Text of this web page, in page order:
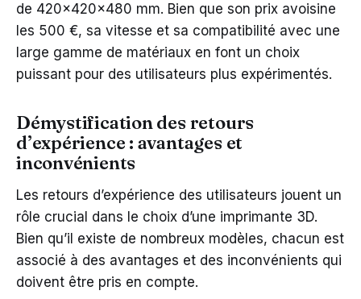
de 420x420x480 mm. Bien que son prix avoisine
les 500 €, sa vitesse et sa compatibilité avec une
large gamme de matériaux en font un choix
puissant pour des utilisateurs plus expérimentés.
Démystification des retours
d’expérience : avantages et
inconvénients
Les retours d’expérience des utilisateurs jouent un
rôle crucial dans le choix d’une imprimante 3D.
Bien qu’il existe de nombreux modèles, chacun est
associé à des avantages et des inconvénients qui
doivent être pris en compte.